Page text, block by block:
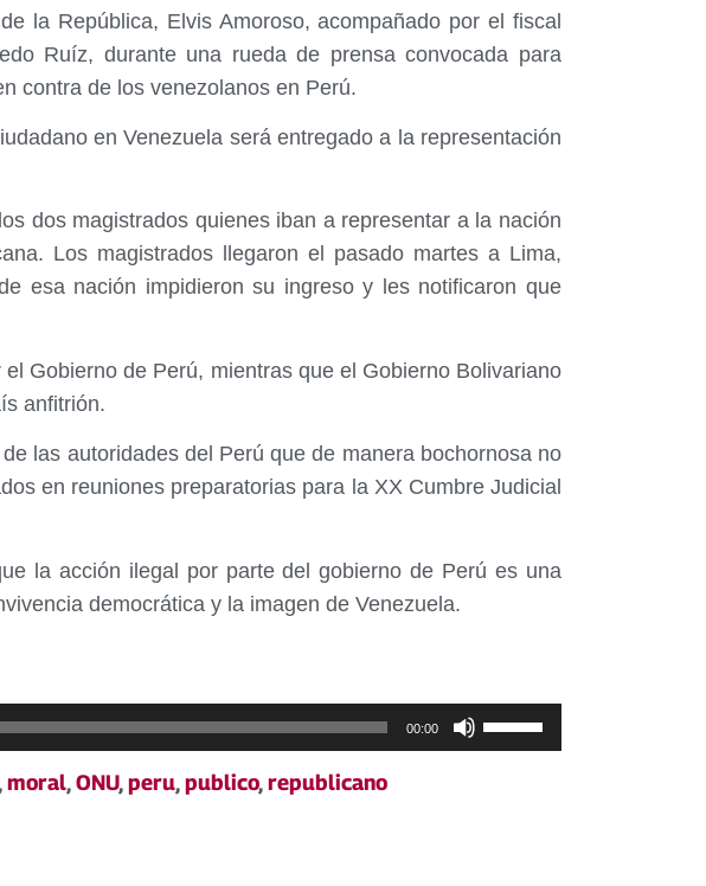
la República, Elvis Amoroso, acompañado por el fiscal
Ruíz, durante una rueda de prensa convocada para
contra de los venezolanos en Perú.
en Venezuela será entregado a la representación
dos magistrados quienes iban a representar a la nación
Los magistrados llegaron el pasado martes a Lima,
esa nación impidieron su ingreso y les notificaron que
Gobierno de Perú, mientras que el Gobierno Bolivariano
anfitrión.
las autoridades del Perú que de manera bochornosa no
en reuniones preparatorias para la XX Cumbre Judicial
la acción ilegal por parte del gobierno de Perú es una
democrática y la imagen de Venezuela.
00:00
Utiliza
las
moral,ONU,peru,publico,republicano